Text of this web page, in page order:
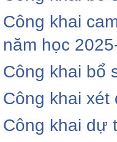
Công khai
năm học
Công khai bổ
Công khai xét
Công khai dự